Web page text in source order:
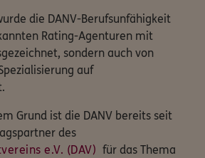
die DANV-Berufsunfähigkeit
Rating-Agenturen mit
sondern auch von
auf
Grund ist die DANV bereits seit
des
e.V. (DAV) für das Thema